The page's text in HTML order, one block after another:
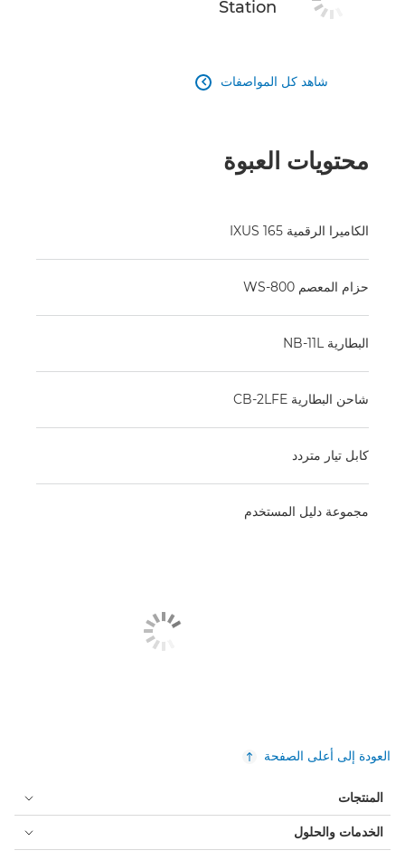
Station
شاهد كل المواصفات 
محتويات العبوة
الكاميرا الرقمية IXUS 165
حزام المعصم WS-800
البطارية NB-11L
شاحن البطارية CB-2LFE
كابل تيار متردد
مجموعة دليل المستخدم
العودة إلى أعلى الصفحة
المنتجات
الخدمات والحلول